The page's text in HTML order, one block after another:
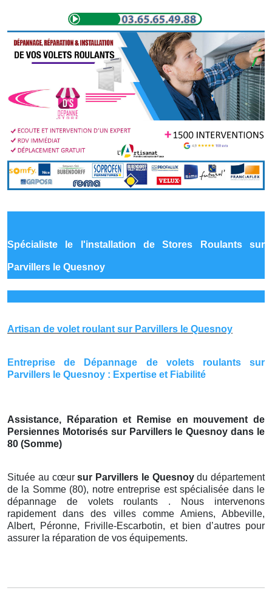
Spécialiste le l'installation de Stores Roulants sur
Parvillers le Quesnoy
Artisan de volet roulant sur Parvillers le Quesnoy
Entreprise de Dépannage de volets roulants sur
Parvillers le Quesnoy : Expertise et Fiabilité
Assistance, Réparation et Remise en mouvement de
Persiennes Motorisés sur Parvillers le Quesnoy dans le
80 (Somme)
Située au cœursur Parvillers le Quesnoydu département
de la Somme (80), notre entreprise est spécialisée dans le
dépannage de volets roulants . Nous intervenons
rapidement dans des villes comme Amiens, Abbeville,
Albert, Péronne, Friville-Escarbotin, et bien d’autres pour
assurer la réparation de vos équipements.